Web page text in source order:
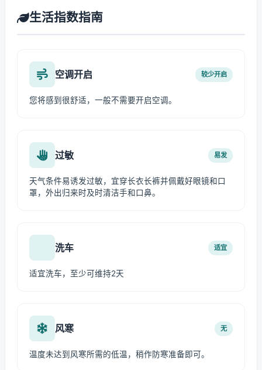
生活指数指南
空调开启 较少开启
您将感到很舒适，一般不需要开启空调。
过敏 易发
天气条件易诱发过敏，宜穿长衣长裤并佩戴好眼镜和口
罩，外出归来时及时清洁手和口鼻。
洗车 适宜
适宜洗车，至少可维持2天
风寒 无
温度未达到风寒所需的低温，稍作防寒准备即可。